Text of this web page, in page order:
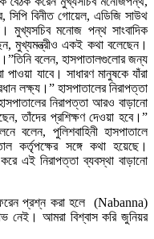
সিপি বিনীত গোয়েল, এডিজি সাউথ
মুখ্যসচিব মনোজ পন্থ সাংবাদিক
মুখ্যমন্ত্রীও একই কথা বলেছেন।
বলেন, হাসপাতালগুলোর জন্য
যাবে। সাধারণ মানুষকে যাঁরা
লক্ষ্য।” হাসপাতালের নিরাপত্তা
নিরাপত্তা আরও বাড়ানো
তাঁদের প্রশিক্ষণ দেওয়া হবে।”
বলেন, পুলিশবাহিনী হাসপাতালে
কর্তৃপক্ষের সঙ্গে কথা হয়েছে।
এই নিরাপত্তা ব্যবস্থা বাড়ানো
প্রশ্ন করা হলে (Nabanna)
নেই। আমরা বিশ্বাস করি জুনিয়র